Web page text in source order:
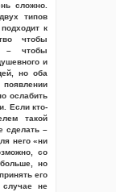
сложно.
типов
к
чтобы
– чтобы
и
но оба
ослабить
Если кто-
такой
сделать –
него «ни
со
но
его
не